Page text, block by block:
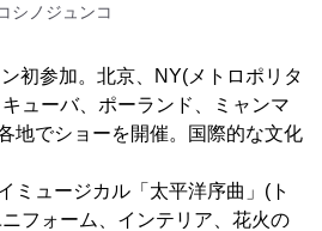
シノジュンコ
初参加。北京、NY(メトロポリタ
ューバ、ポーランド、ミャンマ
地でショーを開催。国際的な文化
ミュージカル「太平洋序曲」(ト
フォーム、インテリア、花火の